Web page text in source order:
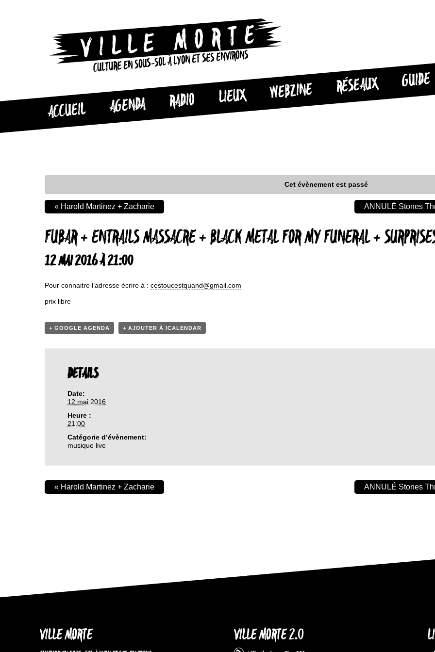
CULTURE EN SOUS-SOL À LYON ET SES ENVIRONS
ACCUEIL AGENDA RADIO LIEUX WEBZINE RÉSEAUX GUIDE
Cet évènement est passé
FUBAR + ENTRAILS MASSACRE + BLACK METAL FOR MY FUNERAL +
12 MAI 2016 À 21:00
« Harold Martinez + Zacharie ANNULÉ Stones
Pour connaitre l’adresse écrire à : cestoucestquand@gmail.com
prix libre
+ GOOGLE AGENDA + AJOUTER À ICALENDAR
DETAILS
Date:
12 mai 2016
Heure :
21:00
Catégorie d’évènement:
musique live
« Harold Martinez + Zacharie ANNULÉ Stones
VILLE MORTE VILLE MORTE 2.0